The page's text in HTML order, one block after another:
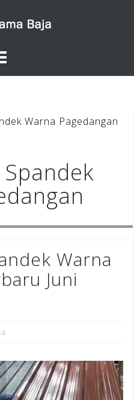
Warna Pagedangan
Warna
Juni